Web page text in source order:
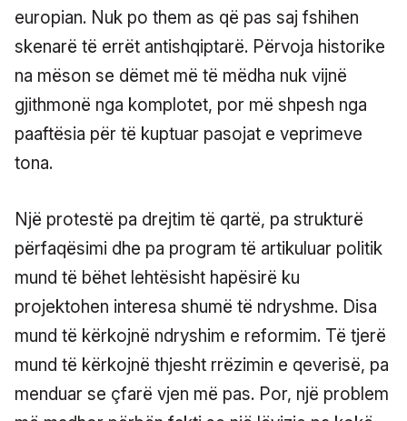
europian. Nuk po them as që pas saj fshihen
skenarë të errët antishqiptarë. Përvoja historike
na mëson se dëmet më të mëdha nuk vijnë
gjithmonë nga komplotet, por më shpesh nga
paaftësia për të kuptuar pasojat e veprimeve
tona.
Një protestë pa drejtim të qartë, pa strukturë
përfaqësimi dhe pa program të artikuluar politik
mund të bëhet lehtësisht hapësirë ku
projektohen interesa shumë të ndryshme. Disa
mund të kërkojnë ndryshim e reformim. Të tjerë
mund të kërkojnë thjesht rrëzimin e qeverisë, pa
menduar se çfarë vjen më pas. Por, një problem